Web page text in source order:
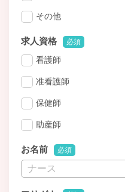
その他
求人資格 必須
看護師
准看護師
保健師
助産師
お名前 必須